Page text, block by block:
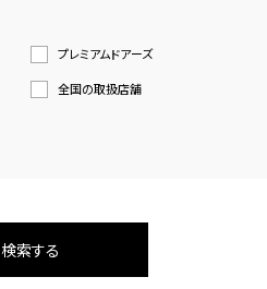
プレミアムドアーズ
全国の取扱店舗
検索する